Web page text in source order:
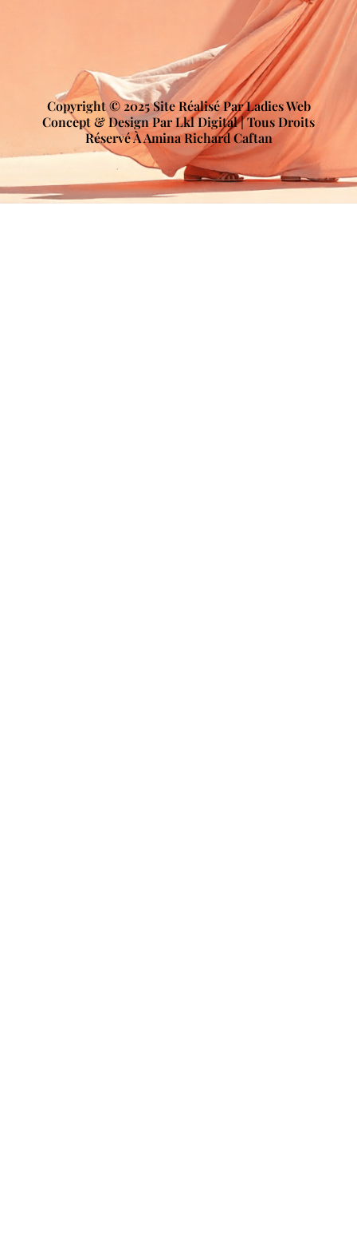
Copyright © 2025 Site Réalisé Par Ladies Web
Concept & Design Par Lkl Digital | Tous Droits
Réservé À Amina Richard Caftan